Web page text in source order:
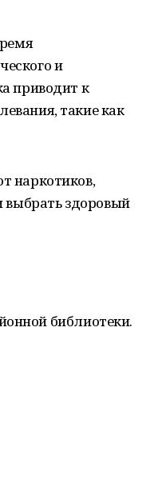
и
приводит к
такие как
наркотиков,
выбрать здоровый
библиотеки.